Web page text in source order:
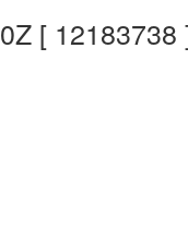
[ 12183738